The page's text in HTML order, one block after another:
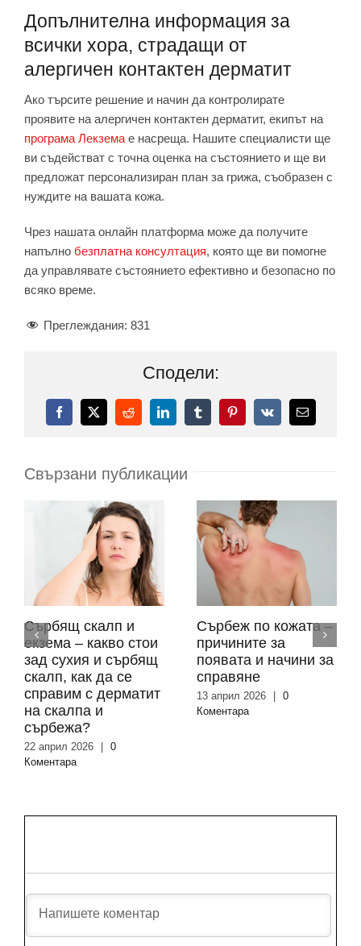
Допълнителна информация за
всички хора, страдащи от
алергичен контактен дерматит
Ако търсите решение и начин да контролирате
проявите на алергичен контактен дерматит, екипът на
програма Лекзема е насреща. Нашите специалисти ще
ви съдействат с точна оценка на състоянието и ще ви
предложат персонализиран план за грижа, съобразен с
нуждите на вашата кожа.
Чрез нашата онлайн платформа може да получите
напълно безплатна консултация, която ще ви помогне
да управлявате състоянието ефективно и безопасно по
всяко време.
Преглеждания: 831
Сподели:
Facebook
X RedditLinkedInTumblrPinterest
Vk
поща:
Свързани публикации
Сърбящ скалп и
екзема – какво стои
зад сухия и сърбящ
скалп, как да се
справим с дерматит
на скалпа и
сърбежа?
22 април 2026 | 0
Коментара
Сърбеж по кожата –
причините за
появата и начини за
справяне
13 април 2026 | 0
Коментара